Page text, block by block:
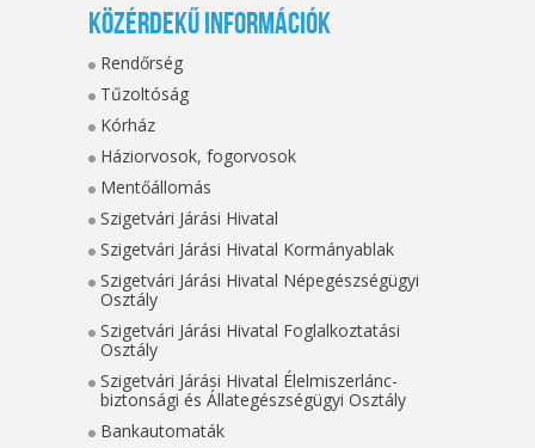
Közérdekű információk
Rendőrség
Tűzoltóság
Kórház
Háziorvosok, fogorvosok
Mentőállomás
Szigetvári Járási Hivatal
Szigetvári Járási Hivatal Kormányablak
Szigetvári Járási Hivatal Népegészségügyi
Osztály
Szigetvári Járási Hivatal Foglalkoztatási
Osztály
Szigetvári Járási Hivatal Élelmiszerlánc-
biztonsági és Állategészségügyi Osztály
Bankautomaták